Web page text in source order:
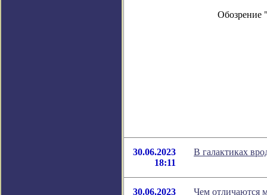
Обозрение
30.06.2023
18:11
В галактиках
30.06.2023 Чем отличаются